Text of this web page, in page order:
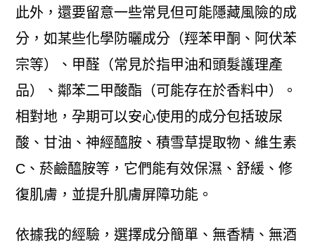
此外，還要留意一些常見但可能隱藏風險的成
分，如某些化學防曬成分（羥苯甲酮、阿伏苯
宗等）、甲醛（常見於指甲油和頭髮護理產
品）、鄰苯二甲酸酯（可能存在於香料中）。
相對地，孕期可以安心使用的成分包括玻尿
酸、甘油、神經醯胺、積雪草提取物、維生素
C、菸鹼醯胺等，它們能有效保濕、舒緩、修
復肌膚，並提升肌膚屏障功能。
依據我的經驗，選擇成分簡單、無香精、無酒